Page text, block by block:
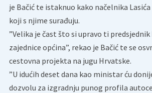
je Bačić te istaknuo kako načelnika
koji s njime surađuju.
”Velika je čast što si upravo ti
zajednice općina”, rekao je Bačić te se
cestovna projekta na jugu Hrvatske.
”U idućih deset dana kao ministar ću
dozvolu za izgradnju punog profila